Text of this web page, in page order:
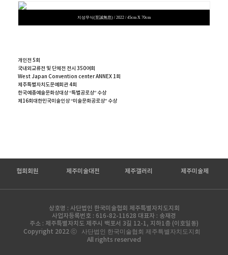
지성무식(至誠無息) / 2022 / 45cm X 70cm
개인전 5회
국내외교류전 및 단체전 전시 350여회
West Japan Convention center ANNEX 1회
제주특별자치도문예회관 4회
한국예총예술문화상대상 “특별공로상” 수상
제16회대한민국미술인상 “미술문화공로상” 수상
협회회원 제주미술대전 제주갤러리 제주미술제
상호명 : 사단법인 한국미술협회 제주특별자치도지회
사업자등록번호 : 616-82-11628 대표자 : 송재경
주소 : 제주특별자치도 제주시 백포서 3길 12-1, 지하1층 (이호일동)
Copyright 2022 ⓒ
사단법인 한국미술협회 제주특별자치도지회
All rights reserved